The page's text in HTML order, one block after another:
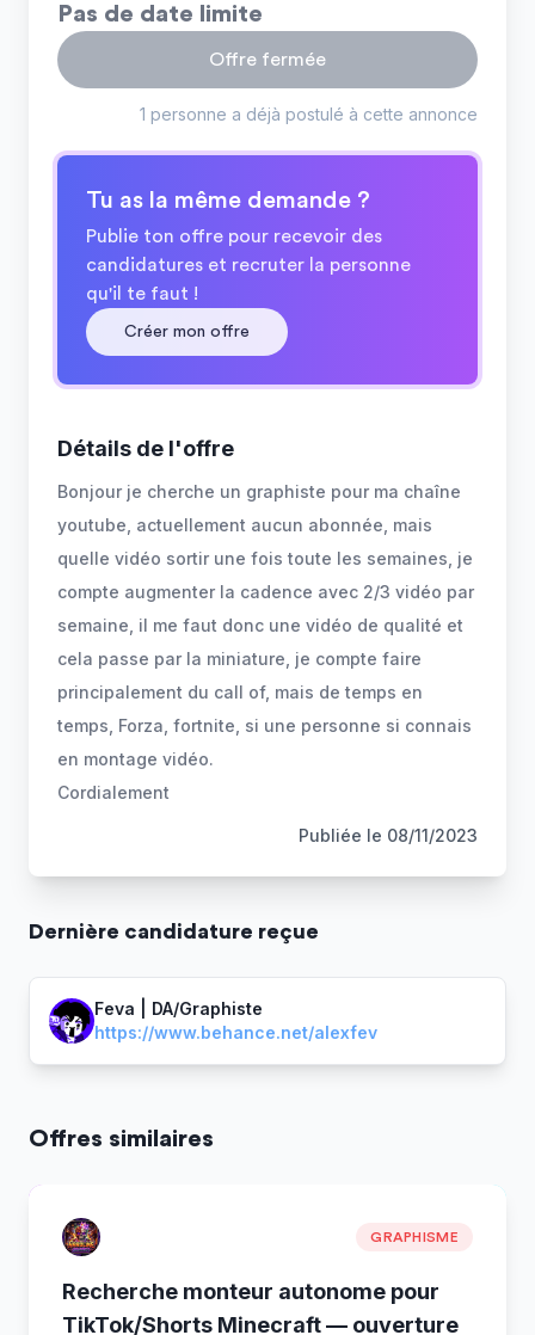
Pas de date limite
Offre fermée
1 personne a déjà postulé à cette annonce
Tu as la même demande ?
Publie ton offre pour recevoir des
candidatures et recruter la personne
qu'il te faut !
Créer mon offre
Détails de l'offre
Bonjour je cherche un graphiste pour ma chaîne
youtube, actuellement aucun abonnée, mais
quelle vidéo sortir une fois toute les semaines, je
compte augmenter la cadence avec 2/3 vidéo par
semaine, il me faut donc une vidéo de qualité et
cela passe par la miniature, je compte faire
principalement du call of, mais de temps en
temps, Forza, fortnite, si une personne si connais
en montage vidéo.
Cordialement
Publiée le 08/11/2023
Dernière candidature reçue
Feva | DA/Graphiste
https://www.behance.net/alexfev
Offres similaires
GRAPHISME
Recherche monteur autonome pour
TikTok/Shorts Minecraft — ouverture